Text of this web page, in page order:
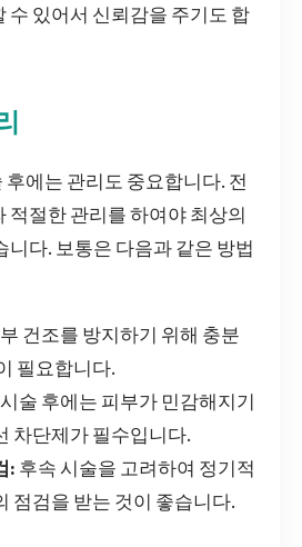
수 있어서 신뢰감을 주기도 합
에는 관리도 중요합니다. 전
적절한 관리를 하여야 최상의
니다. 보통은 다음과 같은 방법
건조를 방지하기 위해 충분
필요합니다.
시술 후에는 피부가 민감해지기
차단제가 필수입니다.
: 후속 시술을 고려하여 정기적
점검을 받는 것이 좋습니다.